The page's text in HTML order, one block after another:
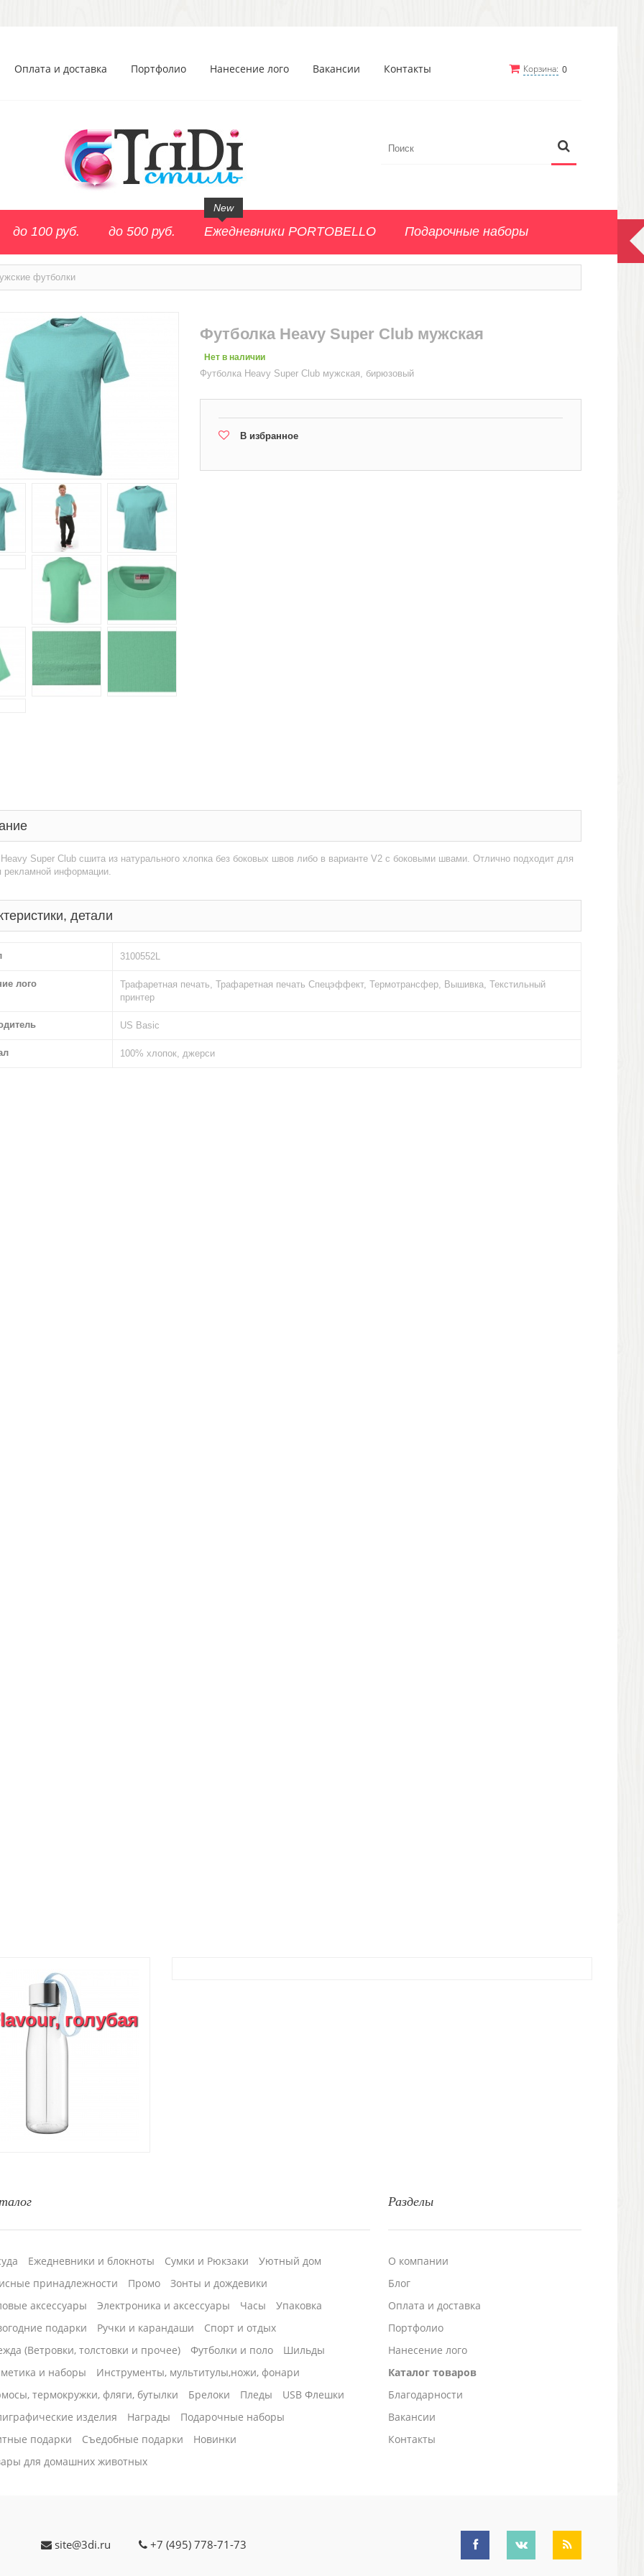
Корзина: 0
Оплата и доставка Портфолио Нанесение лого Вакансии Контакты
до 100 руб. до 500 руб. Ежедневники PORTOBELLO
New
Подарочные наборы
футболки
Футболка Heavy Super Club мужская
Нет в наличии
Футболка Heavy Super Club мужская, бирюзовый
В избранное
Super Club сшита из натурального хлопка без боковых швов либо в варианте V2 с боковыми швами. Отлично подходит для
рекламной информации.
детали
3100552L
лого
Трафаретная печать, Трафаретная печать Спецэффект, Термотрансфер, Вышивка, Текстильный
принтер
US Basic
100% хлопок, джерси
голубая
Разделы
О компании
Блог
Оплата и доставка
Портфолио
Нанесение лого
Каталог товаров
Благодарности
Вакансии
Контакты
Ежедневники и блокноты Сумки и Рюкзаки
Уютный дом
принадлежности
Промо
Зонты и дождевики
аксессуары
Электроника и аксессуары Часы
Упаковка
подарки
Ручки и карандаши
Спорт и отдых
(Ветровки, толстовки и прочее)
Футболки и поло
Шильды
и наборы
Инструменты, мультитулы,ножи, фонари
термокружки, фляги, бутылки
Брелоки Пледы
USB Флешки
изделия
Награды
Подарочные наборы
подарки
Cъедобные подарки
Новинки
для домашних животных
site@3di.ru +7 (495) 778-71-73